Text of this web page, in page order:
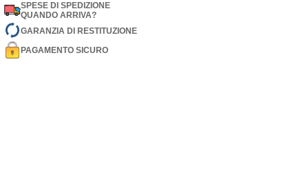
SPESE DI SPEDIZIONE
QUANDO ARRIVA?
GARANZIA DI RESTITUZIONE
PAGAMENTO SICURO